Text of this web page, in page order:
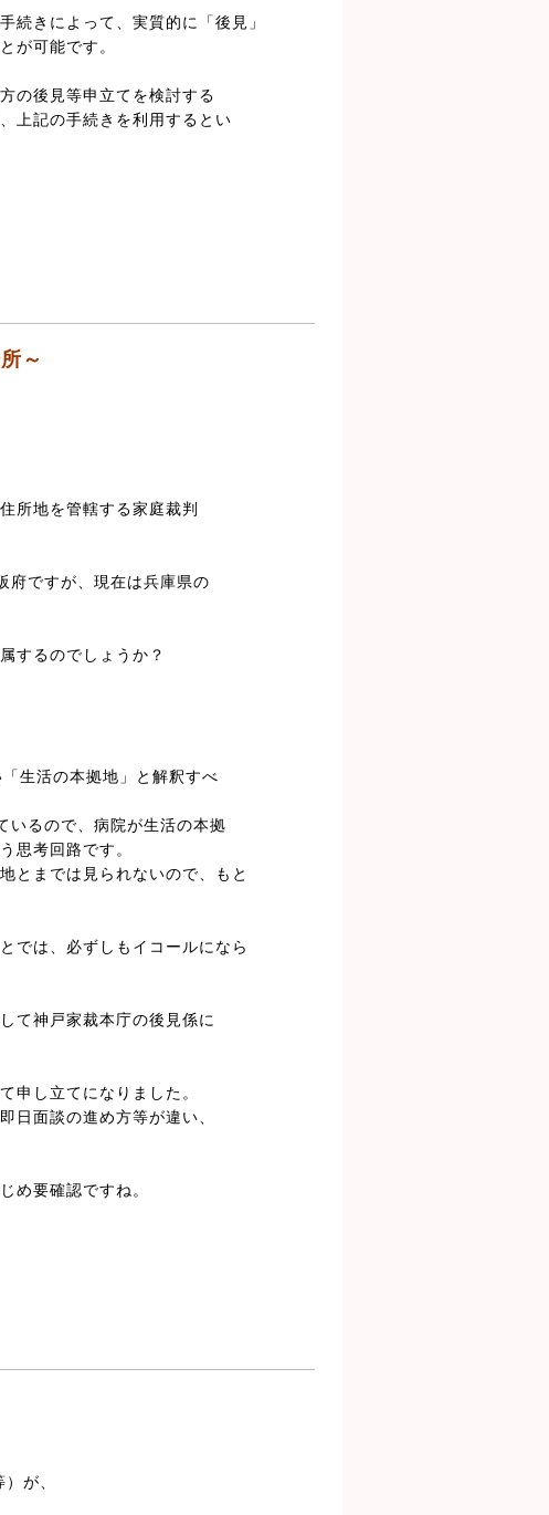
続きによって、実質的に「後見」
が可能です。
の後見等申立てを検討する
上記の手続きを利用するとい
～
所地を管轄する家庭裁判
府ですが、現在は兵庫県の
するのでしょうか？
生活の本拠地」と解釈すべ
いるので、病院が生活の本拠
思考回路です。
とまでは見られないので、もと
では、必ずしもイコールになら
て神戸家裁本庁の後見係に
申し立てになりました。
日面談の進め方等が違い、
め要確認ですね。
が、